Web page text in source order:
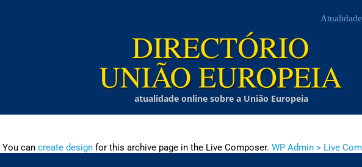
atualidade online sobre a União Europeia
You can create designfor this archive page in the Live Composer. WP Admin > Live